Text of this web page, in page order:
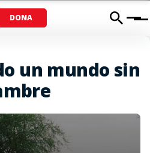
DONA Menu
un mundo sin